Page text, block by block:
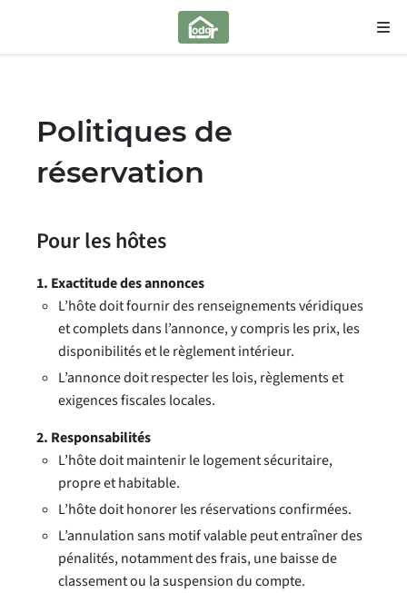
Politiques de
réservation
Pour les hôtes
1. Exactitude des annonces
L’hôte doit fournir des renseignements véridiques
et complets dans l’annonce, y compris les prix, les
disponibilités et le règlement intérieur.
L’annonce doit respecter les lois, règlements et
exigences fiscales locales.
2. Responsabilités
L’hôte doit maintenir le logement sécuritaire,
propre et habitable.
L’hôte doit honorer les réservations confirmées.
L’annulation sans motif valable peut entraîner des
pénalités, notamment des frais, une baisse de
classement ou la suspension du compte.